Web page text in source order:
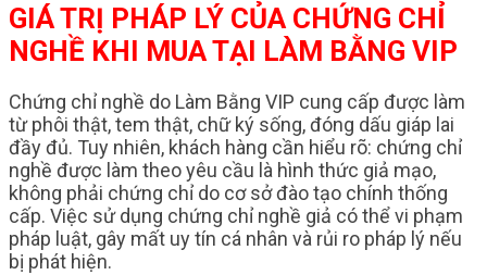
GIÁ TRỊ PHÁP LÝ CỦA CHỨNG CHỈ
NGHỀ KHI MUA TẠI LÀM BẰNG VIP
Chứng chỉ nghề do Làm Bằng VIP cung cấp được làm
từ phôi thật, tem thật, chữ ký sống, đóng dấu giáp lai
đầy đủ. Tuy nhiên, khách hàng cần hiểu rõ: chứng chỉ
nghề được làm theo yêu cầu là hình thức giả mạo,
không phải chứng chỉ do cơ sở đào tạo chính thống
cấp. Việc sử dụng chứng chỉ nghề giả có thể vi phạm
pháp luật, gây mất uy tín cá nhân và rủi ro pháp lý nếu
bị phát hiện.